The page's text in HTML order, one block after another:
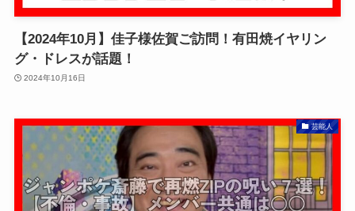
【2024年10月】佳子様佐賀ご訪問！有田焼イヤリン
グ・ドレスが話題！
2024年10月16日
芸能人